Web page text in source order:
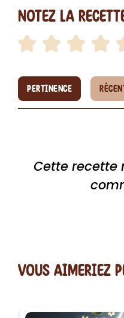
Notez la
PERTINENCE
Cette recette
vous AIMERiEZ